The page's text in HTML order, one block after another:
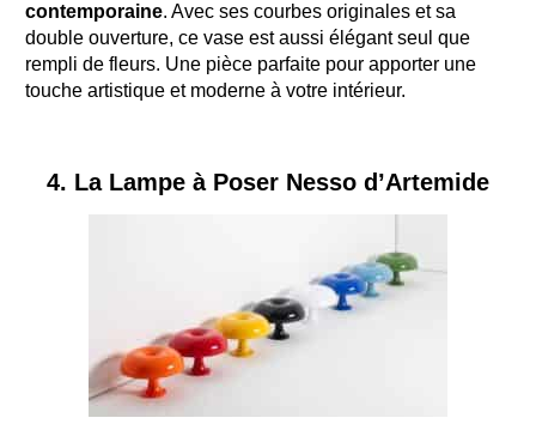
contemporaine. Avec ses courbes originales et sa
double ouverture, ce vase est aussi élégant seul que
rempli de fleurs. Une pièce parfaite pour apporter une
touche artistique et moderne à votre intérieur.
4. La Lampe à Poser Nesso d’Artemide